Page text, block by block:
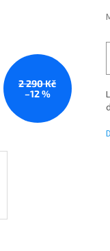
2 290 Kč
–12 %